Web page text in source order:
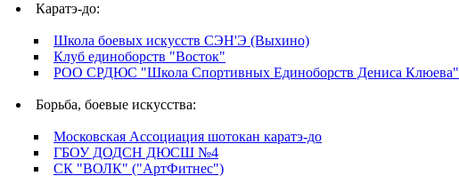
Каратэ-до:
Школа боевых искусств СЭН'Э (Выхино)
Клуб единоборств "Восток"
РОО СРДЮС "Школа Спортивных Единоборств Дениса Клюева"
Борьба, боевые искусства:
Московская Ассоциация шотокан каратэ-до
ГБОУ ДОДСН ДЮСШ №4
СК "ВОЛК" ("АртФитнес")